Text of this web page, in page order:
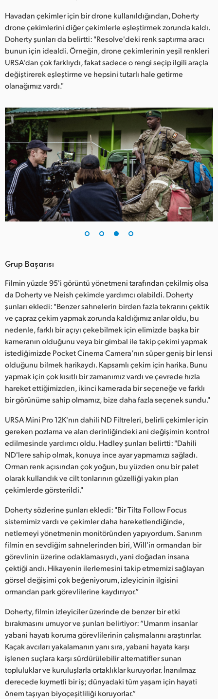
Havadan çekimler için bir drone kullanıldığından, Doherty
drone çekimlerini diğer çekimlerle eşleştirmek zorunda kaldı.
Doherty şunları da belirtti: "Resolve'deki renk saptırma aracı
bunun için idealdi. Örneğin, drone çekimlerinin yeşil renkleri
URSA'dan çok farklıydı, fakat sadece o rengi seçip ilgili araçla
değiştirerek eşleştirme ve hepsini tutarlı hale getirme
olanağımız vardı."
Grup Başarısı
Filmin yüzde 95'i görüntü yönetmeni tarafından çekilmiş olsa
da Doherty ve Neish çekimde yardımcı olabildi. Doherty
şunları ekledi: "Benzer sahnelerin birden fazla tekrarını çektik
ve çapraz çekim yapmak zorunda kaldığımız anlar oldu, bu
nedenle, farklı bir açıyı çekebilmek için elimizde başka bir
kameranın olduğunu veya bir gimbal ile takip çekimi yapmak
istediğimizde Pocket Cinema Camera’nın süper geniş bir lensi
olduğunu bilmek harikaydı. Kapsamlı çekim için harika. Bunu
yapmak için çok kısıtlı bir zamanımız vardı ve çevrede hızla
hareket ettiğimizden, ikinci kamerada bir seçeneğe ve farklı
bir görünüme sahip olmamız, bize daha fazla seçenek sundu."
URSA Mini Pro 12K'nın dahili ND Filtreleri, belirli çekimler için
gereken pozlama ve alan derinliğindeki ani değişimin kontrol
edilmesinde yardımcı oldu. Hadley şunları belirtti: "Dahili
ND'lere sahip olmak, konuya ince ayar yapmamızı sağladı.
Orman renk açısından çok yoğun, bu yüzden onu bir palet
olarak kullandık ve cilt tonlarının güzelliği yakın plan
çekimlerde görsterildi."
Doherty sözlerine şunları ekledi: "Bir Tilta Follow Focus
sistemimiz vardı ve çekimler daha hareketlendiğinde,
netlemeyi yönetmenin monitöründen yapıyordum. Sanırım
filmin en sevdiğim sahnelerinden biri, Will'in ormandan bir
görevlinin üzerine odaklamasıydı, yani doğadan insana
çektiği andı. Hikayenin ilerlemesini takip etmemizi sağlayan
görsel değişimi çok beğeniyorum, izleyicinin ilgisini
ormandan park görevlilerine kaydırıyor.”
Doherty, filmin izleyiciler üzerinde de benzer bir etki
bırakmasını umuyor ve şunları belirtiyor: “Umarım insanlar
yabani hayatı koruma görevlilerinin çalışmalarını araştırırlar.
Kaçak avcıları yakalamanın yanı sıra, yabani hayata karşı
işlenen suçlara karşı sürdürülebilir alternatifler sunan
topluluklar ve kuruluşlarla ortaklıklar kuruyorlar. İnanılmaz
derecede kıymetli bir iş; dünyadaki tüm yaşam için hayati
önem taşıyan biyoçeşitliliği koruyorlar.”